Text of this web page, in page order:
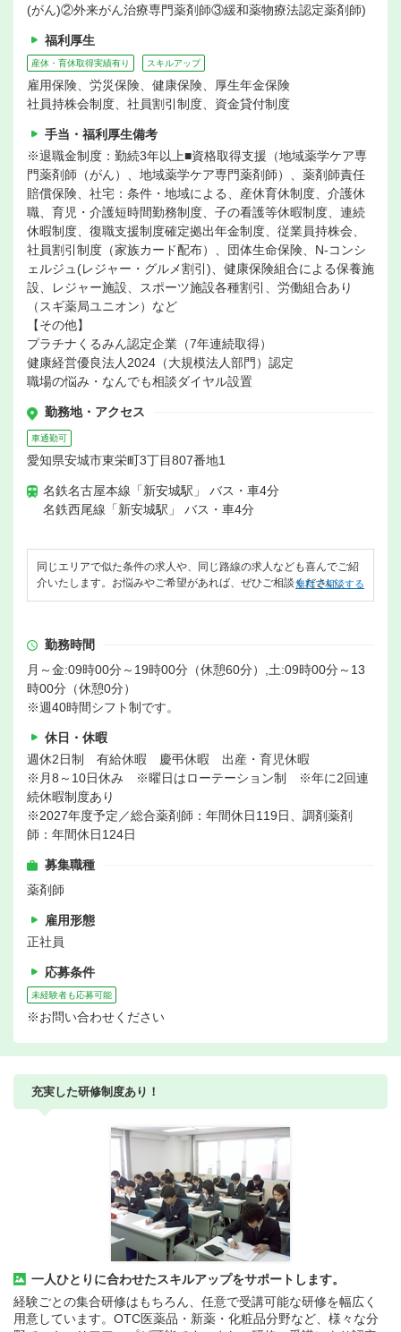
(がん)②外来がん治療専門薬剤師③緩和薬物療法認定薬剤師)
福利厚生
産休・育休取得実績有り スキルアップ
雇用保険、労災保険、健康保険、厚生年金保険
社員持株会制度、社員割引制度、資金貸付制度
手当・福利厚生備考
※退職金制度：勤続3年以上■資格取得支援（地域薬学ケア専
門薬剤師（がん）、地域薬学ケア専門薬剤師）、薬剤師責任
賠償保険、社宅：条件・地域による、産休育休制度、介護休
職、育児・介護短時間勤務制度、子の看護等休暇制度、連続
休暇制度、復職支援制度確定拠出年金制度、従業員持株会、
社員割引制度（家族カード配布）、団体生命保険、N-コンシ
ェルジュ(レジャー・グルメ割引)、健康保険組合による保養施
設、レジャー施設、スポーツ施設各種割引、労働組合あり
（スギ薬局ユニオン）など
【その他】
プラチナくるみん認定企業（7年連続取得）
健康経営優良法人2024（大規模法人部門）認定
職場の悩み・なんでも相談ダイヤル設置
勤務地・アクセス
車通勤可
愛知県安城市東栄町3丁目807番地1
名鉄名古屋本線「新安城駅」 バス・車4分
名鉄西尾線「新安城駅」 バス・車4分
同じエリアで似た条件の求人や、同じ路線の求人なども喜んでご紹
介いたします。お悩みやご希望があれば、ぜひご相談ください。
無料で相談する
勤務時間
月～金:09時00分～19時00分（休憩60分）,土:09時00分～13
時00分（休憩0分）
※週40時間シフト制です。
休日・休暇
週休2日制 有給休暇 慶弔休暇 出産・育児休暇
※月8～10日休み ※曜日はローテーション制 ※年に2回連
続休暇制度あり
※2027年度予定／総合薬剤師：年間休日119日、調剤薬剤
師：年間休日124日
募集職種
薬剤師
雇用形態
正社員
応募条件
未経験者も応募可能
※お問い合わせください
充実した研修制度あり！
一人ひとりに合わせたスキルアップをサポートします。
経験ごとの集合研修はもちろん、任意で受講可能な研修を幅広く
用意しています。OTC医薬品・新薬・化粧品分野など、様々な分